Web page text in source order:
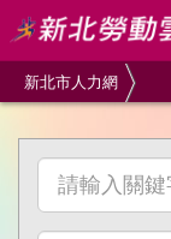
到
要
新北市人力網
入